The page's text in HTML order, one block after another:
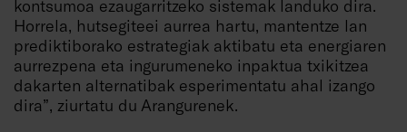
kontsumoa ezaugarritzeko sistemak landuko dira.
Horrela, hutsegiteei aurrea hartu, mantentze lan
prediktiborako estrategiak aktibatu eta energiaren
aurrezpena eta ingurumeneko inpaktua txikitzea
dakarten alternatibak esperimentatu ahal izango
dira”, ziurtatu du Arangurenek.